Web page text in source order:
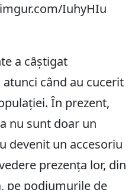
IuhyHIu
a câștigat
atunci când au cucerit
În prezent,
nu sunt doar un
devenit un accesoriu
prezența lor, din
pe podiumurile de